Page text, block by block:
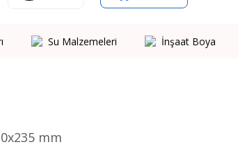
Su Malzemeleri İnşaat Boya
mm